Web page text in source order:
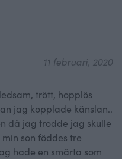
11 februari, 2020
trött, hopplös
jag kopplade känslan..
då jag trodde jag skulle
son föddes tre
hade en smärta som